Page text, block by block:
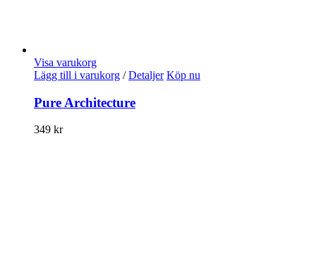
Visa varukorg
Lägg till i varukorg / Detaljer Köp nu
Pure Architecture
349 kr